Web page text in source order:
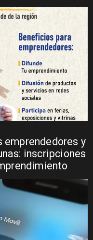
emprendedores y
inscripciones